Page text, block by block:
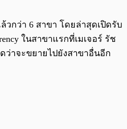
วกว่า 6 สาขา โดยล่าสุดเปิดรับ
ในสาขาแรกที่เมเจอร์ รัช
าจะขยายไปยังสาขาอื่นอีก